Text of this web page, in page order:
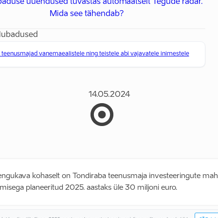
uuendused tuvastas automaatselt Tegude radar.
Mida see tähendab?
teenusmajad vanemaealistele ning teistele abi vajavatele inimestele
14.05.2024
kohaselt on Tondiraba teenusmaja investeeringute
planeeritud 2025. aastaks üle 30 miljoni euro.